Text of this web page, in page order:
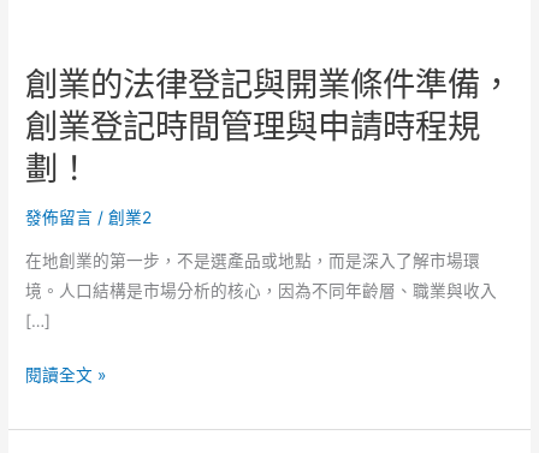
創業的法律登記與開業條件準備，
創業登記時間管理與申請時程規
劃！
發佈留言 /創業2
在地創業的第一步，不是選產品或地點，而是深入了解市場環
境。人口結構是市場分析的核心，因為不同年齡層、職業與收入
[…]
創
的
閱讀全文 »